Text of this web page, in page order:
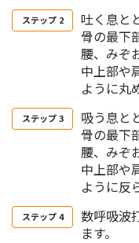
吐く息と
骨の最下
腰、みぞ
中上部や
ように丸
吸う息と
骨の最下
腰、みぞ
中上部や
ように反
数呼吸波
ます。